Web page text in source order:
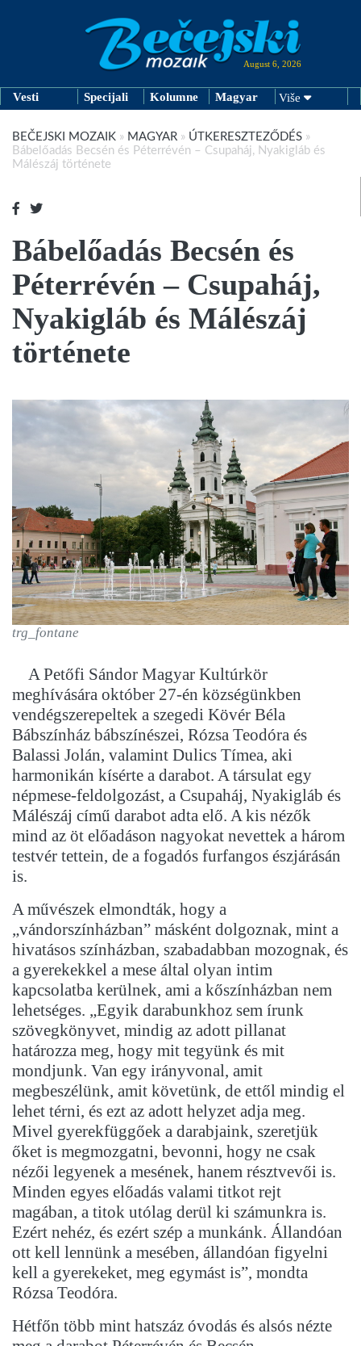
August 6, 2026
Vesti Specijali Kolumne Magyar Više
BEČEJSKI MOZAIK » MAGYAR » ÚTKERESZTEZŐDÉS »
Bábelőadás Becsén és Péterrévén – Csupaháj, Nyakigláb és
Málészáj története
Bábelőadás Becsén és
Péterrévén – Csupaháj,
Nyakigláb és Málészáj
története
trg_fontane
A Petőfi Sándor Magyar Kultúrkör
meghívására október 27-én községünkben
vendégszerepeltek a szegedi Kövér Béla
Bábszínház bábszínészei, Rózsa Teodóra és
Balassi Jolán, valamint Dulics Tímea, aki
harmonikán kísérte a darabot. A társulat egy
népmese-feldolgozást, a Csupaháj, Nyakigláb és
Málészáj című darabot adta elő. A kis nézők
mind az öt előadáson nagyokat nevettek a három
testvér tettein, de a fogadós furfangos észjárásán
is.
A művészek elmondták, hogy a
„vándorszínházban” másként dolgoznak, mint a
hivatásos színházban, szabadabban mozognak, és
a gyerekekkel a mese által olyan intim
kapcsolatba kerülnek, ami a kőszínházban nem
lehetséges. „Egyik darabunkhoz sem írunk
szövegkönyvet, mindig az adott pillanat
határozza meg, hogy mit tegyünk és mit
mondjunk. Van egy irányvonal, amit
megbeszélünk, amit követünk, de ettől mindig el
lehet térni, és ezt az adott helyzet adja meg.
Mivel gyerekfüggőek a darabjaink, szeretjük
őket is megmozgatni, bevonni, hogy ne csak
nézői legyenek a mesének, hanem résztvevői is.
Minden egyes előadás valami titkot rejt
magában, a titok utólag derül ki számunkra is.
Ezért nehéz, és ezért szép a munkánk. Állandóan
ott kell lennünk a mesében, állandóan figyelni
kell a gyerekeket, meg egymást is”, mondta
Rózsa Teodóra.
Hétfőn több mint hatszáz óvodás és alsós nézte